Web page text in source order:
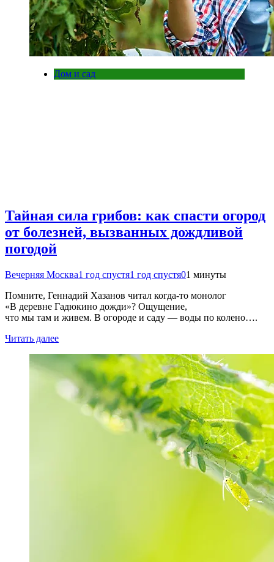
Дом и сад
Тайная сила грибов: как спасти огород
от болезней, вызванных дождливой
погодой
Вечерняя Москва1 год спустя1 год спустя01 минуты
Помните, Геннадий Хазанов читал когда-то монолог
«В деревне Гадюкино дожди»? Ощущение,
что мы там и живем. В огороде и саду — воды по колено….
Читать далее